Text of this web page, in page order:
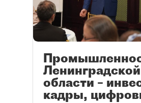
Ленинградской
области –
кадры,